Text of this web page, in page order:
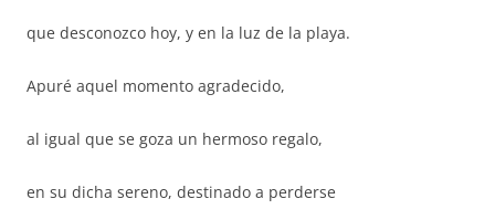
que desconozco hoy, y en la luz de la playa.
Apuré aquel momento agradecido,
al igual que se goza un hermoso regalo,
en su dicha sereno, destinado a perderse